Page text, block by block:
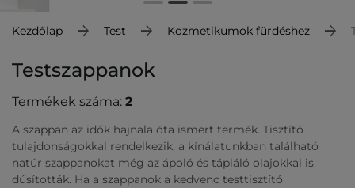
Kezdőlap Test Kozmetikumok fürdéshez
Testszappanok
Termékek száma: 2
A szappan az idők hajnala óta ismert termék. Tisztító
tulajdonságokkal rendelkezik, a kínálatunkban található
natúr szappanokat még az ápoló és tápláló olajokkal is
dúsították. Ha a szappanok a kedvenc testtisztító